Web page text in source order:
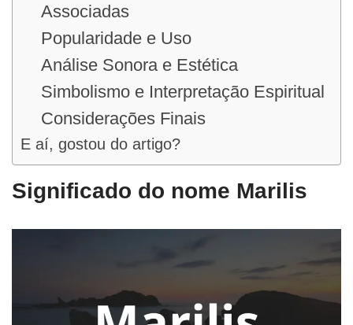
Associadas
Popularidade e Uso
Análise Sonora e Estética
Simbolismo e Interpretação Espiritual
Considerações Finais
E aí, gostou do artigo?
Significado do nome Marilis